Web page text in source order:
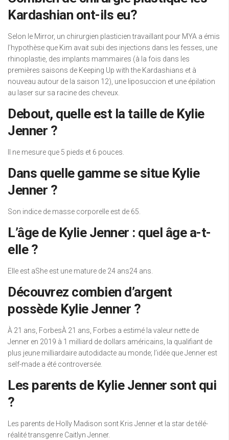
Kardashian ont-ils eu?
Selon le Mirror, un chirurgien plasticien travaillant pour MYA a émis
l’hypothèse que Kim avait subi des injections dans les fesses, une
rhinoplastie, des implants mammaires (à la fois dans les
premières saisons de Keeping Up with the Kardashians et à
nouveau autour de la saison 12), une liposuccion et une épilation
au laser sur sa racine des cheveux.
Debout, quelle est la taille de Kylie
Jenner ?
Il ne mesure que 5 pieds et 6 pouces.
Dans quelle gamme se situe Kylie
Jenner ?
Son indice de masse corporelle est de 65.
L’âge de Kylie Jenner : quel âge a-t-
elle ?
Elle est aShe est une mature de 24 ans24 ans.
Découvrez combien d’argent
possède Kylie Jenner ?
À 21 ans, ForbesÀ 21 ans, Forbes a estimé la valeur nette de
Jenner en 2019 à 1 milliard de dollars américains, la qualifiant de
plus jeune milliardaire autodidacte au monde; l’idée que Jenner est
self-made a été controversée.
Les parents de Kylie Jenner sont qui
?
Les parents de Holly Madison sont Kris Jenner et la star de télé-
réalité transgenre Caitlyn Jenner.